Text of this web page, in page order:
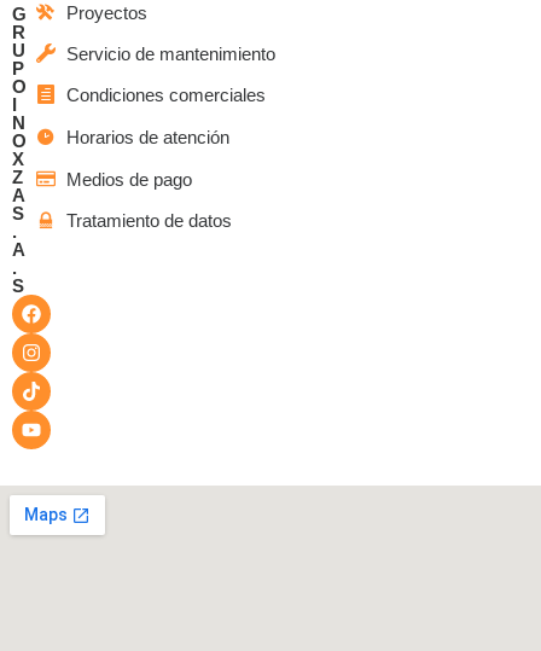
G
R
U
P
O
I
N
O
X
Z
A
S
.
A
.
S
Proyectos
Servicio de mantenimiento
Condiciones comerciales
Horarios de atención
Medios de pago
Tratamiento de datos